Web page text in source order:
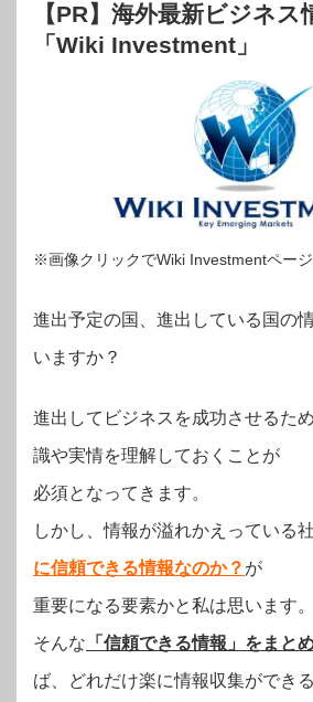
【PR】海外最新ビジネス
「Wiki Investment」
※画像クリックでWiki Investmentペー
進出予定の国、進出している国の
いますか？
進出してビジネスを成功させるた
識や実情を理解しておくことが
必須となってきます。
しかし、情報が溢れかえっている
に信頼できる情報なのか？ が
重要になる要素かと私は思います。
そんな 「信頼できる情報」をまと
ば、どれだけ楽に情報収集ができ